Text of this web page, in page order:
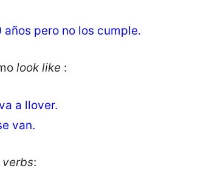
pero no los cumple.
look like :
a llover.
van.
verbs: